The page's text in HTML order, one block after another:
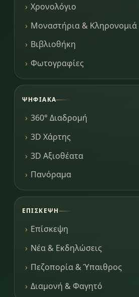
Χρονολόγιο
Μοναστήρια & Κληρονομιά
Βιβλιοθήκη
Φωτογραφίες
ΨΗΦΙΑΚΆ
360° Διαδρομή
3D Χάρτης
3D Αξιοθέατα
Πανόραμα
ΕΠΊΣΚΕΨΗ
Επίσκεψη
Νέα & Εκδηλώσεις
Πεζοπορία & Ύπαιθρος
Διαμονή & Φαγητό